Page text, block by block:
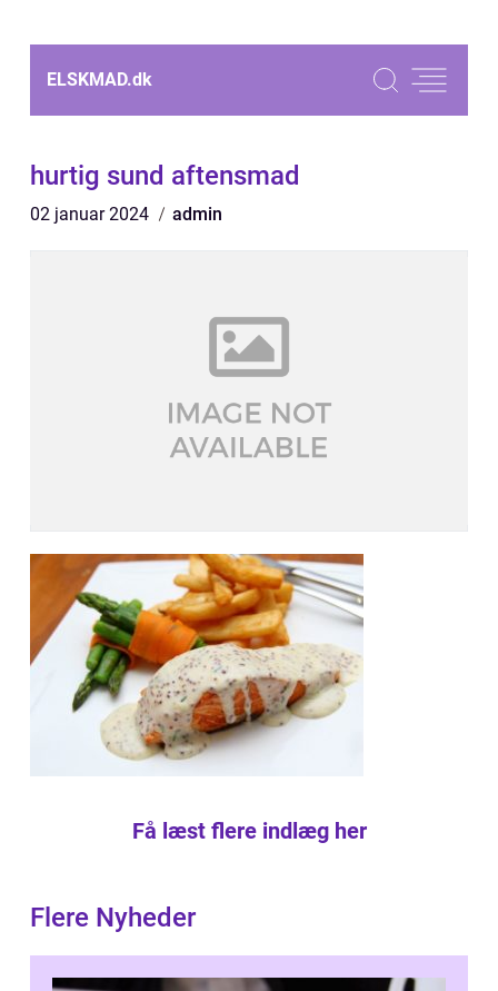
ELSKMAD.dk
hurtig sund aftensmad
02 januar 2024 admin
Få læst flere indlæg her
Flere Nyheder